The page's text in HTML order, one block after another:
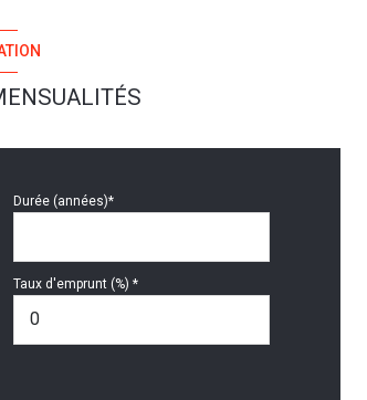
Durée (années)*
Taux d'emprunt (%) *